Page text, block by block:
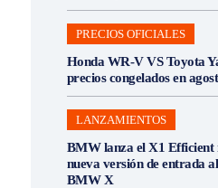
PRECIOS OFICIALES
Honda WR-V VS Toyota
precios congelados en
LANZAMIENTOS
BMW lanza el X1 Efficient
nueva versión de entrada
BMW X